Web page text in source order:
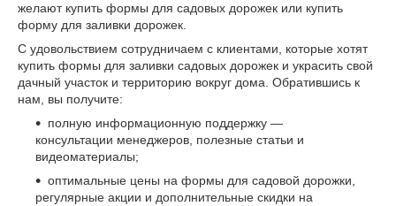
желают купить формы для садовых дорожек или купить
форму для заливки дорожек.
С удовольствием сотрудничаем с клиентами, которые хотят
купить формы для заливки садовых дорожек и украсить свой
дачный участок и территорию вокруг дома. Обратившись к
нам, вы получите:
полную информационную поддержку —
консультации менеджеров, полезные статьи и
видеоматериалы;
оптимальные цены на формы для садовой дорожки,
регулярные акции и дополнительные скидки на